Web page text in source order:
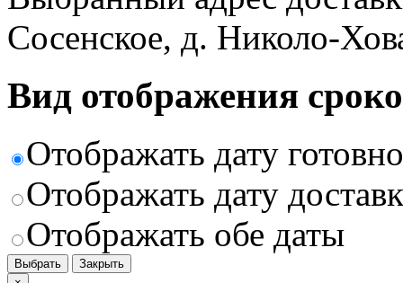
Сосенское, д. Николо-
Вид отображения
Отображать дату
Отображать дату
Отображать обе даты
Выбрать
Закрыть